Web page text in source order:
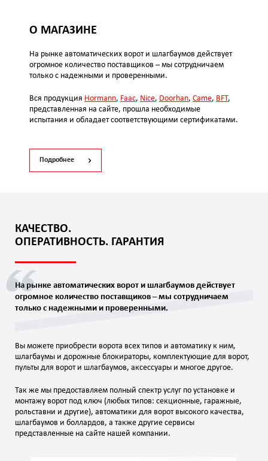
О МАГАЗИНЕ
На рынке автоматических ворот и шлагбаумов действует
огромное количество поставщиков – мы сотрудничаем
только с надежными и проверенными.
Вся продукция Hormann, Faac, Nice, Doorhan, Came, BFT,
представленная на сайте, прошла необходимые
испытания и обладает соответствующими сертификатами.
Подробнее
КАЧЕCТВО.
ОПЕРАТИВНОСТЬ. ГАРАНТИЯ
На рынке автоматических ворот и шлагбаумов действует
огромное количество поставщиков – мы сотрудничаем
только с надежными и проверенными.
Вы можете приобрести ворота всех типов и автоматику к ним,
шлагбаумы и дорожные блокираторы, комплектующие для ворот,
пульты для ворот и шлагбаумов, аксессуары и многое другое.
Так же мы предоставляем полный спектр услуг по установке и
монтажу ворот под ключ (любых типов: секционные, гаражные,
рольставни и другие), автоматики для ворот высокого качества,
шлагбаумов и боллардов, а также другие сервисы
представленные на сайте нашей компании.